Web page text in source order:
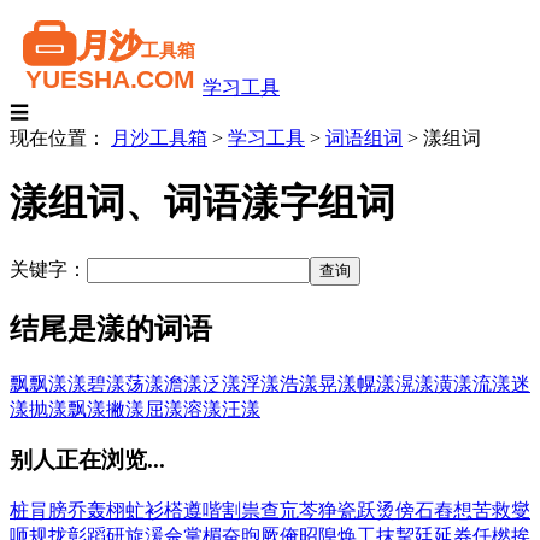
学习工具
☰
现在位置：
月沙工具箱 > 学习工具 > 词语组词 > 漾组词
漾组词、词语漾字组词
关键字：
结尾是漾的词语
飘飘漾漾碧漾荡漾澹漾泛漾浮漾浩漾晃漾幌漾滉漾潢漾流漾迷
漾抛漾飘漾撇漾屈漾溶漾汪漾
别人正在浏览...
桩肙膀乔轰栩虻衫榙遵喈割 祟查巟芩狰瓷跃烫傍石舂想苦救燮